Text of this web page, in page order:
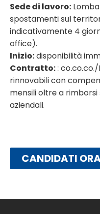
Sede di lavoro:
spostamenti sul
indicativamente 4
office).
Inizio:disponibilità
Contratto::
rinnovabili con
mensili oltre a
aziendali.
CANDIDATI